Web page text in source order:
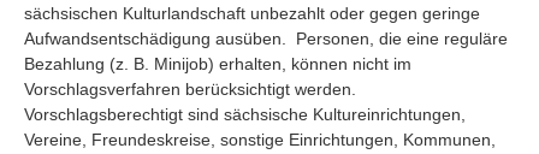
sächsischen Kulturlandschaft unbezahlt oder gegen geringe
Aufwandsentschädigung ausüben. Personen, die eine reguläre
Bezahlung (z. B. Minijob) erhalten, können nicht im
Vorschlagsverfahren berücksichtigt werden.
Vorschlagsberechtigt sind sächsische Kultureinrichtungen,
Vereine, Freundeskreise, sonstige Einrichtungen, Kommunen,